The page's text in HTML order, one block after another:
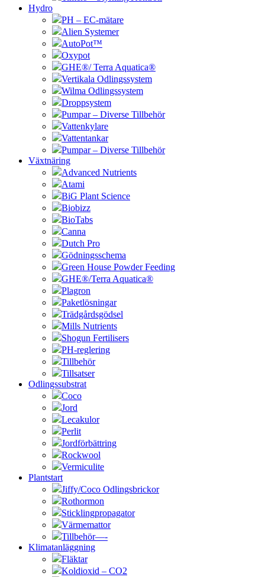
Hydro
PH – EC-mätare
Alien Systemer
AutoPot™
Oxypot
GHE®/ Terra Aquatica®
Vertikala Odlingssystem
Wilma Odlingssystem
Droppsystem
Pumpar – Diverse Tillbehör
Vattenkylare
Vattentankar
Pumpar – Diverse Tillbehör
Växtnäring
Advanced Nutrients
Atami
BiG Plant Science
Biobizz
BioTabs
Canna
Dutch Pro
Gödningsschema
Green House Powder Feeding
GHE®/Terra Aquatica®
Plagron
Paketlösningar
Trädgårdsgödsel
Mills Nutrients
Shogun Fertilisers
PH-reglering
Tillbehör
Tillsatser
Odlingssubstrat
Coco
Jord
Lecakulor
Perlit
Jordförbättring
Rockwool
Vermiculite
Plantstart
Jiffy/Coco Odlingsbrickor
Rothormon
Sticklingpropagator
Värmemattor
Tillbehör—-
Klimatanläggning
Fläktar
Koldioxid – CO2